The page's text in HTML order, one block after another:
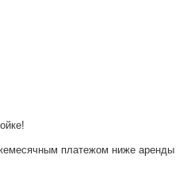
платежом ниже аренды